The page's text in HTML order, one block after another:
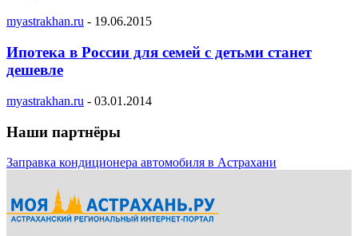
myastrakhan.ru - 19.06.2015
Ипотека в России для семей с детьми станет
дешевле
myastrakhan.ru - 03.01.2014
Наши партнёры
Заправка кондиционера автомобиля в Астрахани